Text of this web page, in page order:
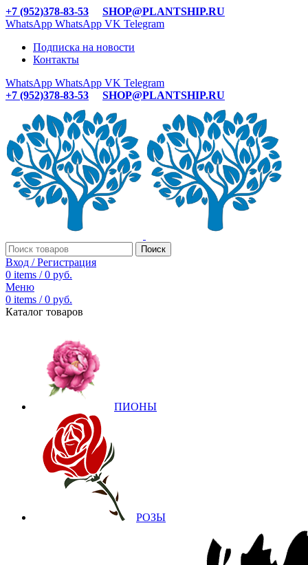
+7 (952)378-83-53
SHOP@PLANTSHIP.RU
WhatsApp WhatsApp VK Telegram
Подписка на новости
Контакты
WhatsApp WhatsApp VK Telegram
+7 (952)378-83-53
SHOP@PLANTSHIP.RU
Поиск
Вход / Регистрация
0 items / 0 руб.
Меню
0 items / 0 руб.
Каталог товаров
ПИОНЫ
РОЗЫ